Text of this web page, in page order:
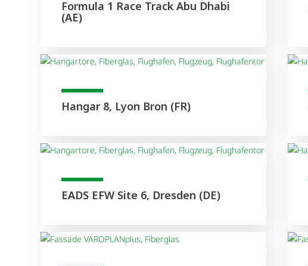
Formula 1 Race Track Abu Dhabi
(AE)
Hangar 8, Lyon Bron (FR)
EADS EFW Site 6, Dresden (DE)